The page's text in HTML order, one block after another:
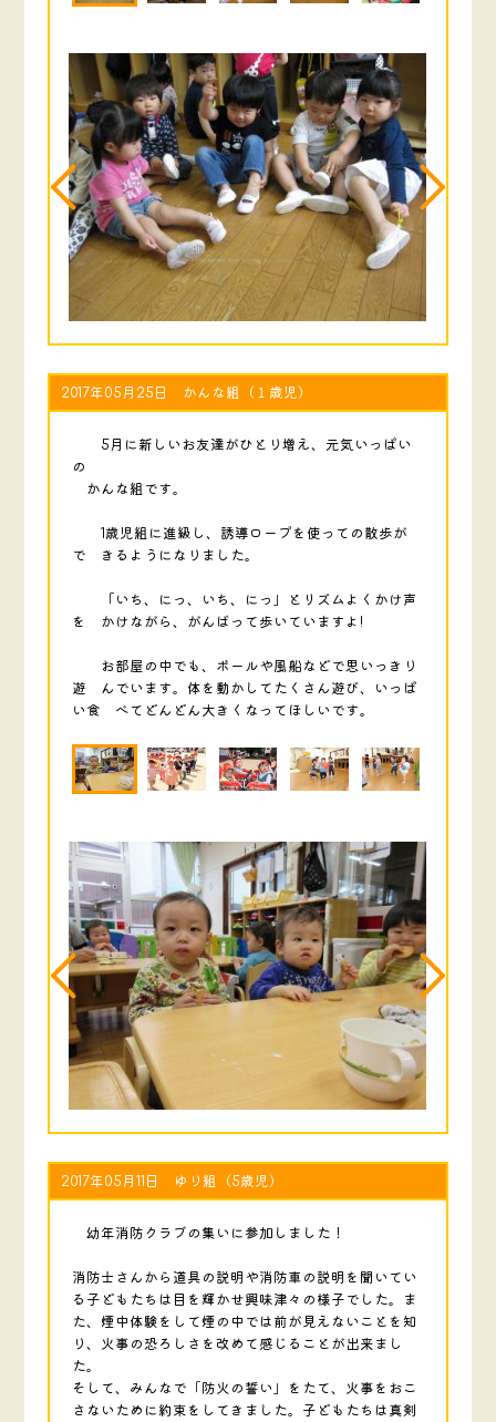
2017年05月25日 かんな組（１歳児）
5月に新しいお友達がひとり増え、元気いっぱい
の
かんな組です。
1歳児組に進級し、誘導ロープを使っての散歩が
で きるようになりました。
「いち、にっ、いち、にっ」とリズムよくかけ声
を かけながら、がんばって歩いていますよ!
お部屋の中でも、ボールや風船などで思いっきり
遊 んでいます。体を動かしてたくさん遊び、いっぱ
い食 べてどんどん大きくなってほしいです。
2017年05月11日 ゆり組（5歳児）
幼年消防クラブの集いに参加しました！
消防士さんから道具の説明や消防車の説明を聞いてい
る子どもたちは目を輝かせ興味津々の様子でした。ま
た、煙中体験をして煙の中では前が見えないことを知
り、火事の恐ろしさを改めて感じることが出来まし
た。
そして、みんなで「防火の誓い」をたて、火事をおこ
さないために約束をしてきました。子どもたちは真剣